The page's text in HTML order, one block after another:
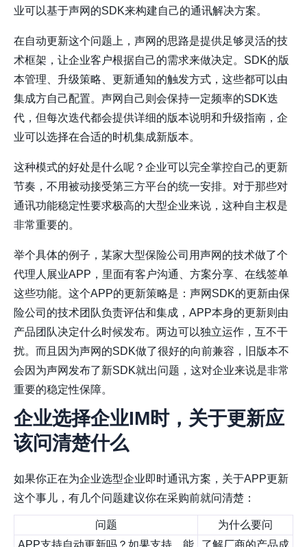
业可以基于声网的SDK来构建自己的通讯解决方案。
在自动更新这个问题上，声网的思路是提供足够灵活的技
术框架，让企业客户根据自己的需求来做决定。SDK的版
本管理、升级策略、更新通知的触发方式，这些都可以由
集成方自己配置。声网自己则会保持一定频率的SDK迭
代，但每次迭代都会提供详细的版本说明和升级指南，企
业可以选择在合适的时机集成新版本。
这种模式的好处是什么呢？企业可以完全掌控自己的更新
节奏，不用被动接受第三方平台的统一安排。对于那些对
通讯功能稳定性要求极高的大型企业来说，这种自主权是
非常重要的。
举个具体的例子，某家大型保险公司用声网的技术做了个
代理人展业APP，里面有客户沟通、方案分享、在线签单
这些功能。这个APP的更新策略是：声网SDK的更新由保
险公司的技术团队负责评估和集成，APP本身的更新则由
产品团队决定什么时候发布。两边可以独立运作，互不干
扰。而且因为声网的SDK做了很好的向前兼容，旧版本不
会因为声网发布了新SDK就出问题，这对企业来说是非常
重要的稳定性保障。
企业选择企业IM时，关于更新应
该问清楚什么
如果你正在为企业选型企业即时通讯方案，关于APP更新
这个事儿，有几个问题建议你在采购前就问清楚：
问题
为什么要问
APP支持自动更新吗？如果支持，能
了解厂商的产品成